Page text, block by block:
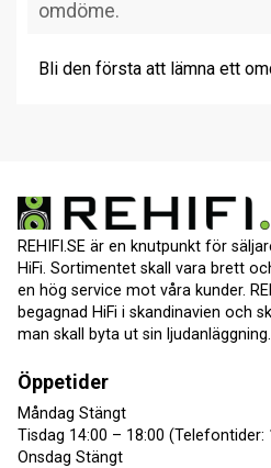
Bli den första att lämna ett
REHIFI.SE är en knutpunkt för
HiFi. Sortimentet skall vara brett
en hög service mot våra kunder.
begagnad HiFi i skandinavien och
man skall byta ut sin ljudanläggning.
Öppetider
Måndag Stängt
Tisdag 14:00 – 18:00 (Telefontider:
Onsdag Stängt